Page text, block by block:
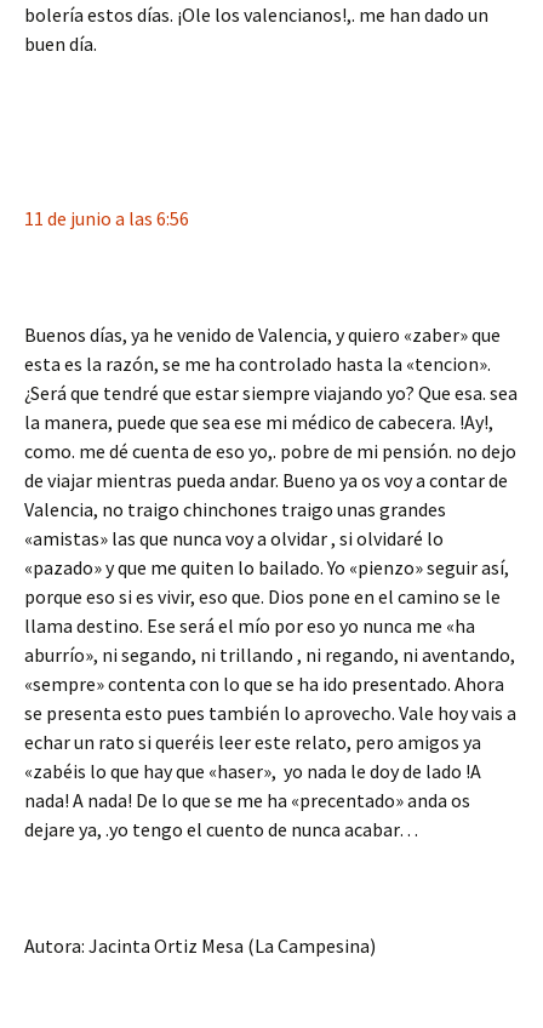
bolería estos días. ¡Ole los valencianos!,. me han dado un
buen día.
11 de junio a las 6:56
Buenos días, ya he venido de Valencia, y quiero «zaber» que
esta es la razón, se me ha controlado hasta la «tencion».
¿Será que tendré que estar siempre viajando yo? Que esa. sea
la manera, puede que sea ese mi médico de cabecera. !Ay!,
como. me dé cuenta de eso yo,. pobre de mi pensión. no dejo
de viajar mientras pueda andar. Bueno ya os voy a contar de
Valencia, no traigo chinchones traigo unas grandes
«amistas» las que nunca voy a olvidar , si olvidaré lo
«pazado» y que me quiten lo bailado. Yo «pienzo» seguir así,
porque eso si es vivir, eso que. Dios pone en el camino se le
llama destino. Ese será el mío por eso yo nunca me «ha
aburrío», ni segando, ni trillando , ni regando, ni aventando,
«sempre» contenta con lo que se ha ido presentado. Ahora
se presenta esto pues también lo aprovecho. Vale hoy vais a
echar un rato si queréis leer este relato, pero amigos ya
«zabéis lo que hay que «haser», yo nada le doy de lado !A
nada! A nada! De lo que se me ha «precentado» anda os
dejare ya, .yo tengo el cuento de nunca acabar…
Autora: Jacinta Ortiz Mesa (La Campesina)